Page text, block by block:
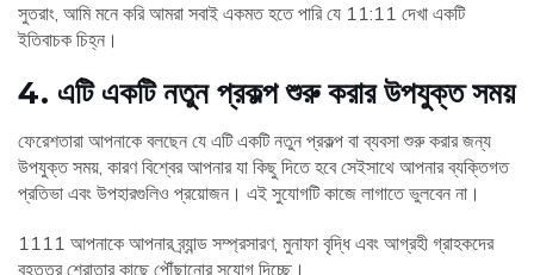
সুতরাং, আমি মনে করি আমরা সবাই একমত হতে পারি যে 11:11 দেখা একটি
ইতিবাচক চিহ্ন।
4. এটি একটি নতুন প্রকল্প শুরু করার উপযুক্ত সময়
ফেরেশতারা আপনাকে বলছেন যে এটি একটি নতুন প্রকল্প বা ব্যবসা শুরু করার জন্য
উপযুক্ত সময়, কারণ বিশ্বের আপনার যা কিছু দিতে হবে সেইসাথে আপনার ব্যক্তিগত
প্রতিভা এবং উপহারগুলিও প্রয়োজন। এই সুযোগটি কাজে লাগাতে ভুলবেন না।
1111 আপনাকে আপনার ব্র্যান্ড সম্প্রসারণ, মুনাফা বৃদ্ধি এবং আগ্রহী গ্রাহকদের
বৃহত্তর শ্রোতার কাছে পৌঁছানোর সুযোগ দিচ্ছে।